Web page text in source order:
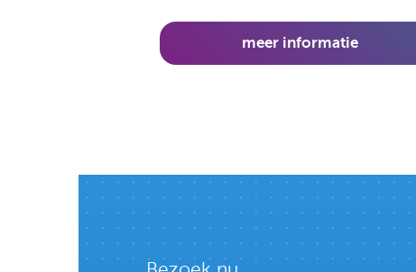
meer informatie